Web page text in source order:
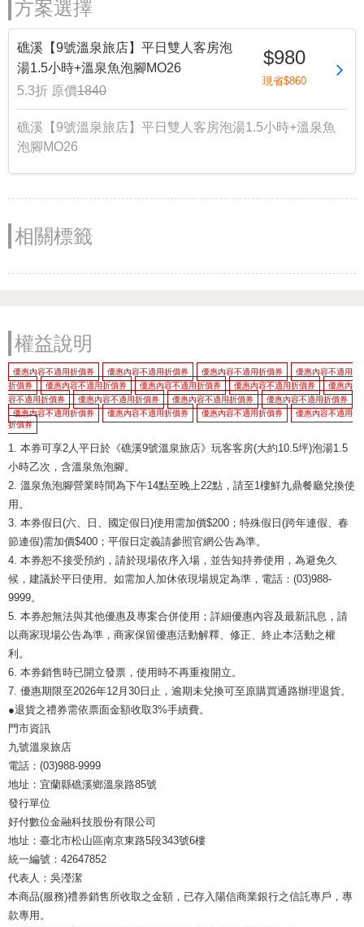
方案選擇
礁溪【9號溫泉旅店】平日雙人客房泡
湯1.5小時+溫泉魚泡腳MO26
5.3折 原價1840
$980
現省$860
礁溪【9號溫泉旅店】平日雙人客房泡湯1.5小時+溫泉魚
泡腳MO26
相關標籤
權益說明
優惠內容不適用折價券 優惠內容不適用折價券 優惠內容不適用折價券
優惠內容不適用
折價券
優惠內容不適用折價券 優惠內容不適用折價券 優惠內容不適用折價券
優惠內
容不適用折價券
優惠內容不適用折價券 優惠內容不適用折價券
優惠內容不適用折價券
優惠內容不適用折價券
優惠內容不適用折價券 優惠內容不適用折價券
優惠內容不適用
折價券
1. 本券可享2人平日於《礁溪9號溫泉旅店》玩客客房(大約10.5坪)泡湯1.5
小時乙次，含溫泉魚泡腳。
2. 溫泉魚泡腳營業時間為下午14點至晚上22點，請至1樓鮮九鼎餐廳兌換使
用。
3. 本券假日(六、日、國定假日)使用需加價$200；特殊假日(跨年連假、春
節連假)需加價$400；平假日定義請參照官網公告為準。
4. 本券恕不接受預約，請於現場依序入場，並告知持券使用，為避免久
候，建議於平日使用。如需加人加休依現場規定為準，電話：(03)988-
9999。
5. 本券恕無法與其他優惠及專案合併使用；詳細優惠內容及最新訊息，請
以商家現場公告為準，商家保留優惠活動解釋、修正、終止本活動之權
利。
6. 本券銷售時已開立發票，使用時不再重複開立。
7. 優惠期限至2026年12月30日止，逾期未兌換可至原購買通路辦理退貨。
●退貨之禮券需依票面金額收取3%手續費。
門市資訊
九號溫泉旅店
電話：(03)988-9999
地址：宜蘭縣礁溪鄉溫泉路85號
發行單位
好付數位金融科技股份有限公司
地址：臺北市松山區南京東路5段343號6樓
統一編號：42647852
代表人：吳瀅潔
本商品(服務)禮券銷售所收取之金額，已存入陽信商業銀行之信託專戶，專
款專用。